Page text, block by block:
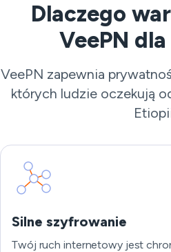
Dlaczego
VeePN
VeePN zapewnia
których ludzie oczekują
Silne szyfrowanie
Twój ruch internetowy jest